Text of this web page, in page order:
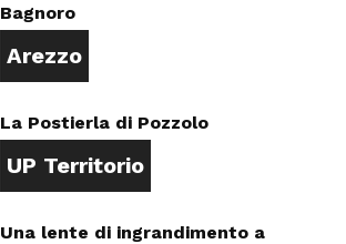
Bagnoro
Arezzo
La Postierla di Pozzolo
UP Territorio
Una lente di ingrandimento a